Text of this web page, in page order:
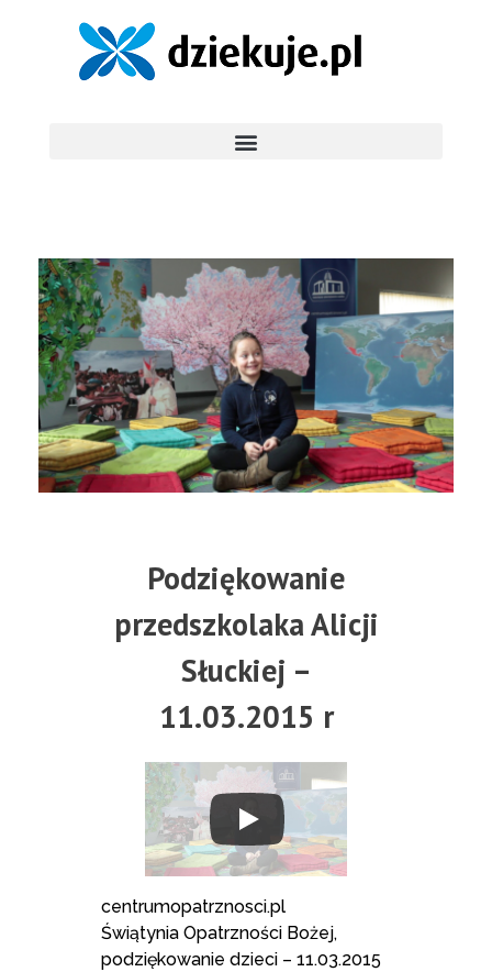
Podziękowanie
przedszkolaka Alicji
Słuckiej –
11.03.2015 r
centrumopatrznosci.pl
Świątynia Opatrzności Bożej,
podziękowanie dzieci – 11.03.2015